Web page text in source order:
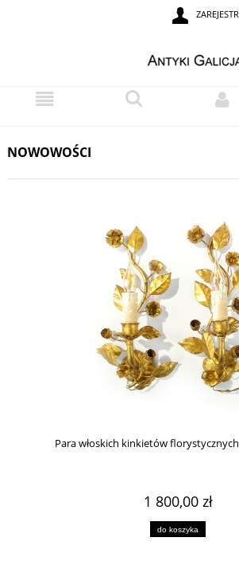
NOWOWOŚCI
Para włoskich kinkietów florystycznych
1 800,00 zł
do koszyka